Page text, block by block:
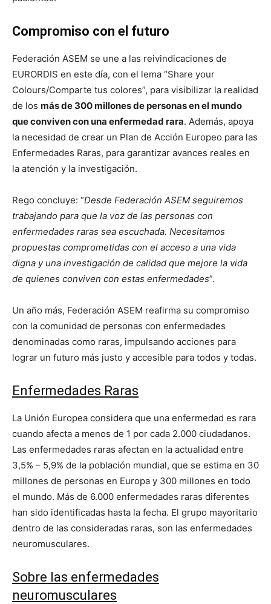
Compromiso con el futuro
Federación ASEM se une a las reivindicaciones de
EURORDIS en este día, con el lema “Share your
Colours/Comparte tus colores”, para visibilizar la realidad
de los más de 300 millones de personas en el mundo
que conviven con una enfermedad rara. Además, apoya
la necesidad de crear un Plan de Acción Europeo para las
Enfermedades Raras, para garantizar avances reales en
la atención y la investigación.
Rego concluye: “Desde Federación ASEM seguiremos
trabajando para que la voz de las personas con
enfermedades raras sea escuchada. Necesitamos
propuestas comprometidas con el acceso a una vida
digna y una investigación de calidad que mejore la vida
de quienes conviven con estas enfermedades”.
Un año más, Federación ASEM reafirma su compromiso
con la comunidad de personas con enfermedades
denominadas como raras, impulsando acciones para
lograr un futuro más justo y accesible para todos y todas.
Enfermedades Raras
La Unión Europea considera que una enfermedad es rara
cuando afecta a menos de 1 por cada 2.000 ciudadanos.
Las enfermedades raras afectan en la actualidad entre
3,5% – 5,9% de la población mundial, que se estima en 30
millones de personas en Europa y 300 millones en todo
el mundo. Más de 6.000 enfermedades raras diferentes
han sido identificadas hasta la fecha. El grupo mayoritario
dentro de las consideradas raras, son las enfermedades
neuromusculares.
Sobre las enfermedades
neuromusculares